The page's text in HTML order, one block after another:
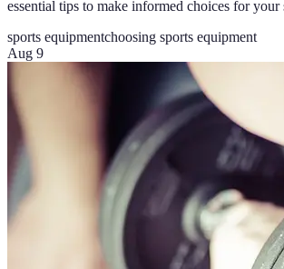
essential tips to make informed choices for your
sports equipmentchoosing sports equipment
Aug 9